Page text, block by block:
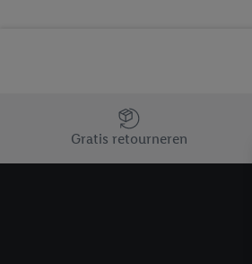
Jouw voordelen bij ons als Lidl
Gratis retourneren